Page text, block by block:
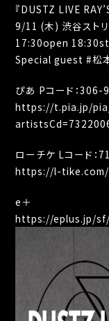
『DUSTZ LIVE
9/11 (⽊) 渋谷スト
17:30open
Special guest #松
ぴあ Pコード：306-
https://t.pia.jp/
ローチケ Lコード：
https://l-tike.com/
e＋
https://eplus.jp/